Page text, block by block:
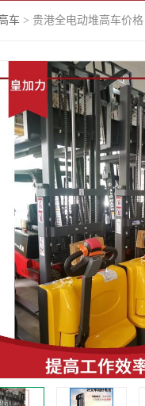
车 > 贵港全电动堆高车价